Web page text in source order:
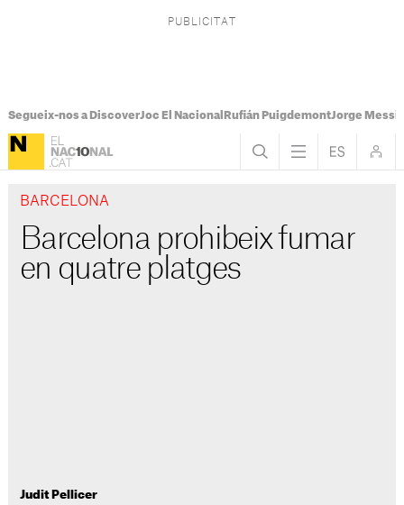
Segueix-nos a DiscoverJoc El Nacional Rufián PuigdemontJorge Messi
BARCELONA
Barcelona prohibeix fumar
en quatre platges
Judit Pellicer